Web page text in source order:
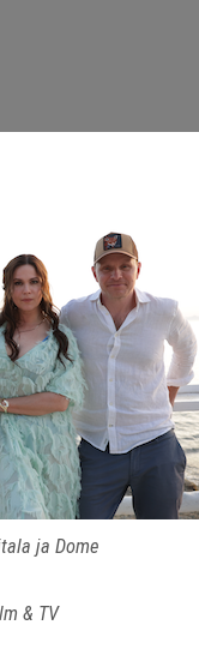
ja Dome
& TV